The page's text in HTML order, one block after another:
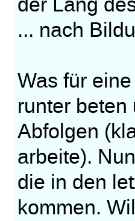
... nach
Was für
runter
Abfolgen
arbeite).
die in den
kommen.